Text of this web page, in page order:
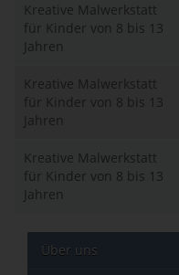
Kreative Malwerkstatt
für Kinder von 8 bis 13
Jahren
Kreative Malwerkstatt
für Kinder von 8 bis 13
Jahren
Kreative Malwerkstatt
für Kinder von 8 bis 13
Jahren
Über uns